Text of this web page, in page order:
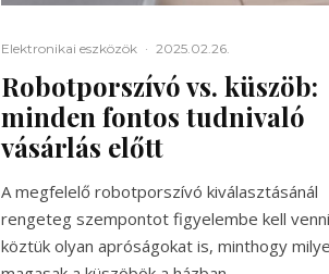
Elektronikai eszközök · 2025.02.26.
Robotporszívó vs. küszöb:
minden fontos tudnivaló
vásárlás előtt
A megfelelő robotporszívó kiválasztásánál
rengeteg szempontot figyelembe kell
köztük olyan apróságokat is, minthogy